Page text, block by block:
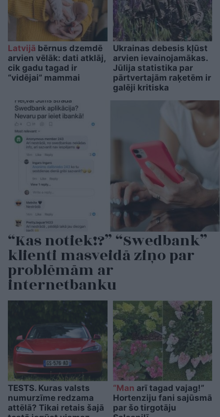
Latvijā bērnus dzemdē
arvien vēlāk: dati atklāj,
cik gadu tagad ir
“vidējai” mammai
Ukrainas debesis kļūst
arvien ievainojamākas.
Jūlija statistika par
pārtvertajām raķetēm ir
galēji kritiska
“Kas notiek!?” “Swedbank”
klienti masveidā ziņo par
problēmām ar
internetbanku
TESTS. Kuras valsts
numurzīme redzama
attēlā? Tikai retais šajā
“Man arī tagad vajag!”
Hortenziju fani sajūsmā
par šo tirgotāju